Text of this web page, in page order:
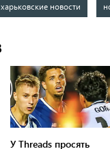
харьковские новости